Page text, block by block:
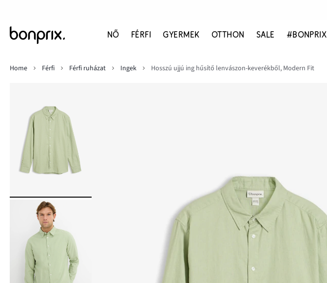
NŐ FÉRFI GYERMEK OTTHON SALE #BONPRIX
Home
Férfi Férfi ruházat Ingek Hosszú ujjú ing hűsítő lenvászon-keverékből, Modern Fit